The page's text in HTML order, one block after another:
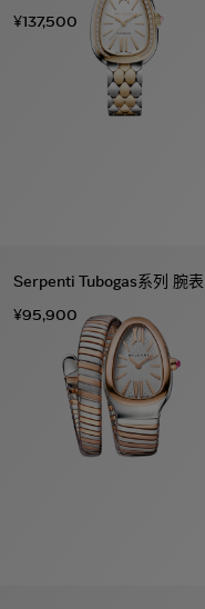
¥137,500
Serpenti Tubogas系列 腕表
¥95,900